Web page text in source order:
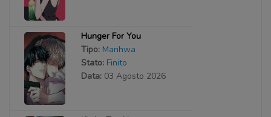
Hunger For You
Tipo: Manhwa
Stato: Finito
Data: 03 Agosto 2026